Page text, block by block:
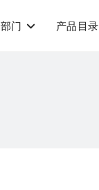
部门 产品目录